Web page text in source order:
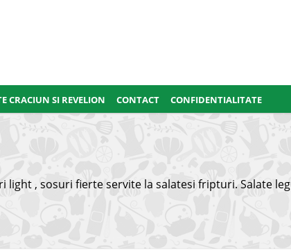
CRACIUN SI REVELION CONTACT CONFIDENTIALITATE
, sosuri fierte servite la salatesi fripturi. Salate